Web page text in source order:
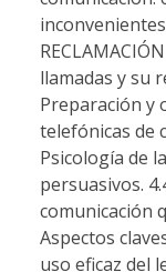
inconvenientes
llamadas y su
Preparación y
telefónicas de
Psicología de
persuasivos.
comunicación
Aspectos
uso eficaz del